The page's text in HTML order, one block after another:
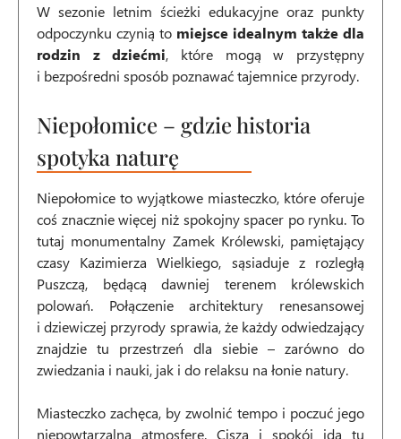
W sezonie letnim ścieżki edukacyjne oraz punkty
odpoczynku czynią to miejsce idealnym także dla
rodzin z dziećmi, które mogą w przystępny
i bezpośredni sposób poznawać tajemnice przyrody.
Niepołomice – gdzie historia
spotyka naturę
Niepołomice to wyjątkowe miasteczko, które oferuje
coś znacznie więcej niż spokojny spacer po rynku. To
tutaj monumentalny Zamek Królewski, pamiętający
czasy Kazimierza Wielkiego, sąsiaduje z rozległą
Puszczą, będącą dawniej terenem królewskich
polowań. Połączenie architektury renesansowej
i dziewiczej przyrody sprawia, że każdy odwiedzający
znajdzie tu przestrzeń dla siebie – zarówno do
zwiedzania i nauki, jak i do relaksu na łonie natury.
Miasteczko zachęca, by zwolnić tempo i poczuć jego
niepowtarzalną atmosferę. Cisza i spokój idą tu